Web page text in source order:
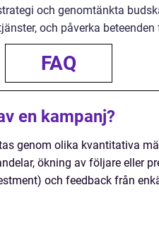
och genomtänkta
och påverka
FAQ
en kampanj?
genom olika kvantitativa
ökning av följare eller
och feedback från